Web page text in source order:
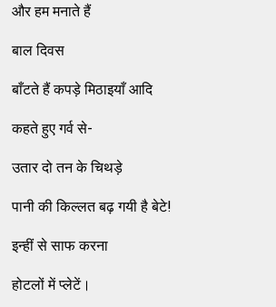
और हम मनाते हैं
बाल दिवस
बाँटते हैं कपड़े मिठाइयाँ आदि
कहते हुए गर्व से-
उतार दो तन के चिथड़े
पानी की किल्लत बढ़ गयी है बेटे!
इन्हीं से साफ करना
होटलों में प्लेटें।